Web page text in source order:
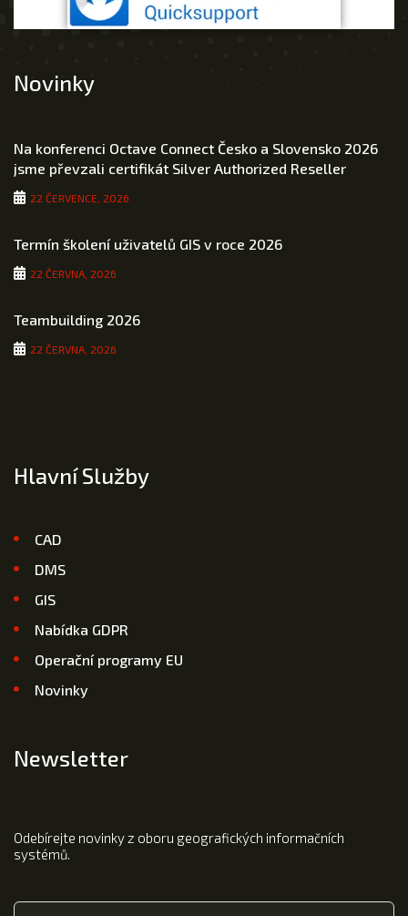
Novinky
Na konferenci Octave Connect Česko a Slovensko 2026
jsme převzali certifikát Silver Authorized Reseller
22 ČERVENCE, 2026
Termín školení uživatelů GIS v roce 2026
22 ČERVNA, 2026
Teambuilding 2026
22 ČERVNA, 2026
Hlavní Služby
CAD
DMS
GIS
Nabídka GDPR
Operační programy EU
Novinky
Newsletter
Odebírejte novinky z oboru geografických informačních
systémů.